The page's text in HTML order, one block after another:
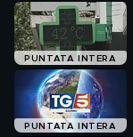
PUNTATA INTERA
PUNTATA INTERA